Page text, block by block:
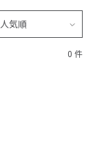
人気順
0 件